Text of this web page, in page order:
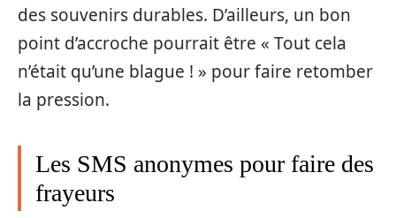
des souvenirs durables. D’ailleurs, un bon
point d’accroche pourrait être « Tout cela
n’était qu’une blague ! » pour faire retomber
la pression.
Les SMS anonymes pour faire des
frayeurs